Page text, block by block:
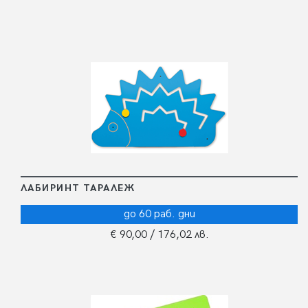
ЛАБИРИНТ ТАРАЛЕЖ
до 60 раб. дни
€ 90,00 / 176,02 лв.